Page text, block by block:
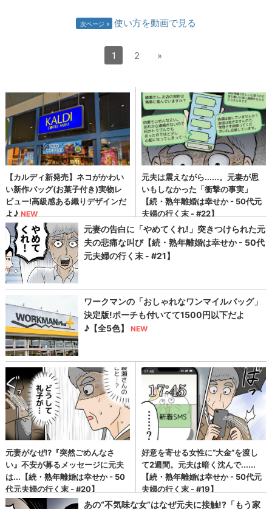
次ページ 使い方を動画で見る
1 2 »